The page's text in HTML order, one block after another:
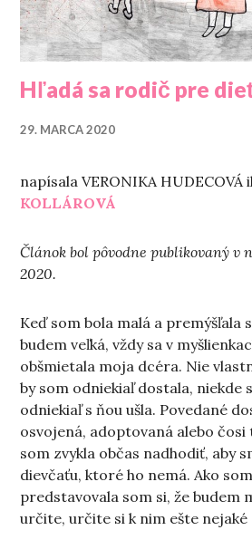
Hľadá sa rodič pre
29. MARCA 2020
napísala VERONIKA HUDECOVÁ
KOLLÁROVÁ
Článok bol pôvodne publikovaný v
2020.
Keď som bola malá a premýšľala
budem veľká, vždy sa v
obšmietala moja dcéra. Nie
by som odniekiaľ dostala, niekde
odniekiaľ s ňou ušla. Povedané
osvojená, adoptovaná alebo
som zvykla občas nadhodiť, aby
dievčaťu, ktoré ho nemá. Ako
predstavovala som si, že budem
určite, určite si k nim ešte nejaké